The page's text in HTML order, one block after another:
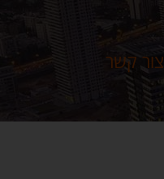
צור קשר